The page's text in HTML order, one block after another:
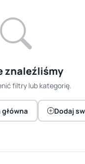
znaleźliśmy
filtry lub kategorię.
Dodaj